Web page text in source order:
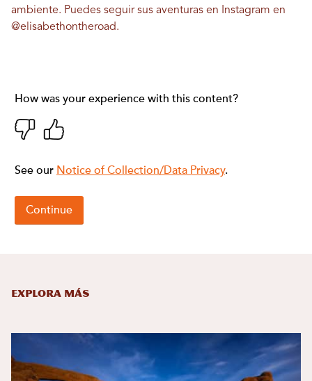
ambiente. Puedes seguir sus aventuras en Instagram en
@elisabethontheroad.
Explora más